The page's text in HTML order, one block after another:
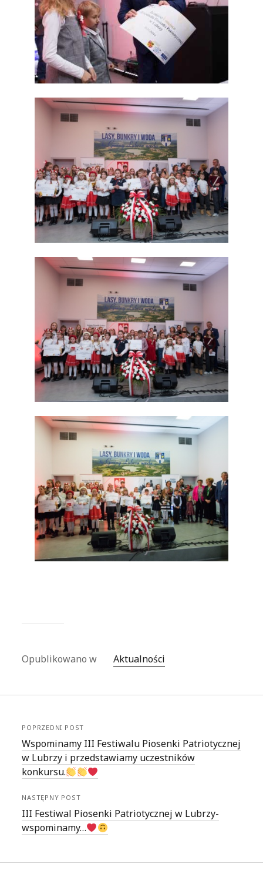
Opublikowano w Aktualności
POPRZEDNI POST
Wspominamy III Festiwalu Piosenki Patriotycznej
w Lubrzy i przedstawiamy uczestników
konkursu.
NASTĘPNY POST
III Festiwal Piosenki Patriotycznej w Lubrzy-
wspominamy…